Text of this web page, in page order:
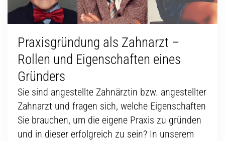
Praxisgründung als Zahnarzt –
Rollen und Eigenschaften eines
Gründers
Sie sind angestellte Zahnärztin bzw. angestellter
Zahnarzt und fragen sich, welche Eigenschaften
Sie brauchen, um die eigene Praxis zu gründen
und in dieser erfolgreich zu sein? In unserem